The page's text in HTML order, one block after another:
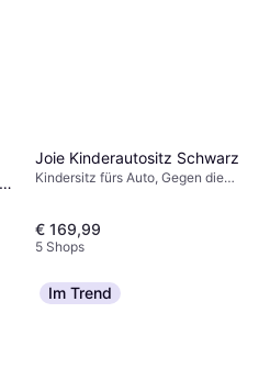
Joie Kinderautositz Schwarz
Kindersitz fürs Auto, Gegen die
€ 169,99
5 Shops
Im Trend